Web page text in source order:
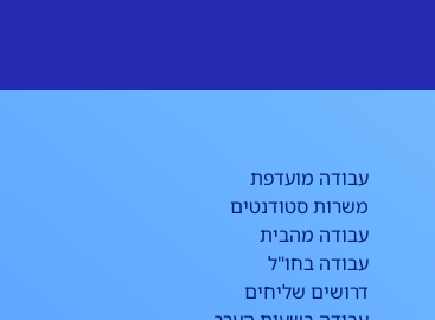
עבודה מועדפת
משרות סטודנטים
עבודה מהבית
עבודה בחו"ל
דרושים שליחים